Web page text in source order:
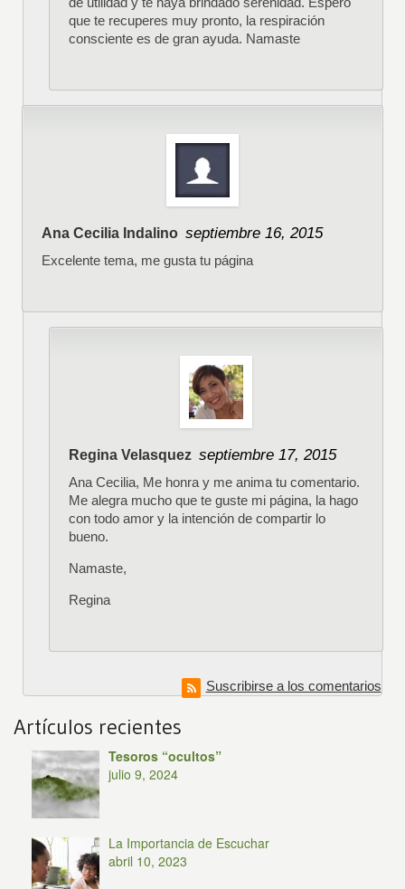
que te recuperes muy pronto, la respiración
consciente es de gran ayuda. Namaste
Ana Cecilia Indalino septiembre 16, 2015
Excelente tema, me gusta tu página
Regina Velasquez septiembre 17, 2015
Ana Cecilia, Me honra y me anima tu comentario.
Me alegra mucho que te guste mi página, la hago
con todo amor y la intención de compartir lo
bueno.
Namaste,
Regina
Suscribirse a los comentarios
Artículos recientes
Tesoros “ocultos”
julio 9, 2024
La Importancia de Escuchar
abril 10, 2023